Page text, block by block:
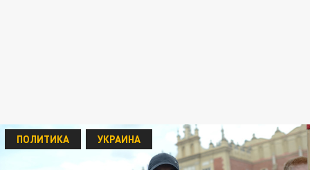
ПОЛИТИКА УКРАИНА